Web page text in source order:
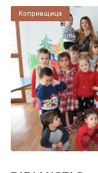
Копривщица